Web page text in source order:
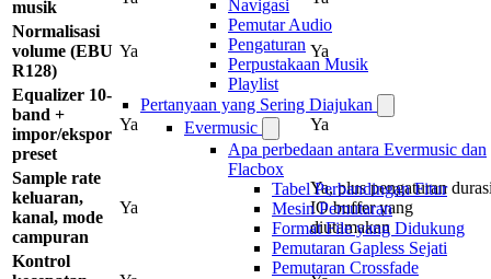
Navigasi
Pemutar Audio
Pengaturan
Perpustakaan Musik
Playlist
Pertanyaan yang Sering Diajukan
Evermusic
Apa perbedaan antara Evermusic dan
Flacbox
Tabel Perbandingan Fitur
Mesin Pemutaran
Format File yang Didukung
Pemutaran Gapless Sejati
Pemutaran Crossfade
musik
Normalisasi
volume (EBU
R128)
Ya Ya
Equalizer 10-
band +
impor/ekspor
preset
Ya Ya
Sample rate
keluaran,
kanal, mode
campuran
Ya
Ya, plus pengaturan
IO buffer yang
diutamakan
Kontrol